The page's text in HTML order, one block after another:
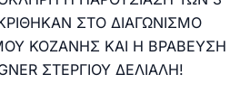
ΣΤΟ ΔΙΑΓΩΝΙΣΜΟ
ΚΟΖΑΝΗΣ ΚΑΙ Η ΒΡΑΒΕΥΣΗ
ΣΤΕΡΓΙΟΥ ΔΕΛΙΑΛΗ!